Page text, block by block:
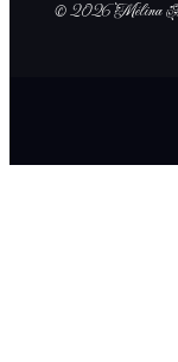
© 2026 Mélina